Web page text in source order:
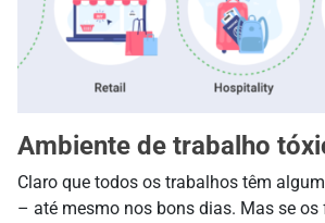
Ambiente de trabalho
Claro que todos os trabalhos têm
– até mesmo nos bons dias. Mas se